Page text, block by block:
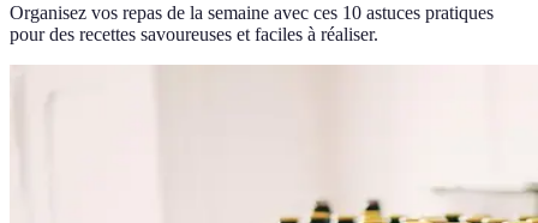
Organisez vos repas de la semaine avec ces 10 astuces pratiques
pour des recettes savoureuses et faciles à réaliser.